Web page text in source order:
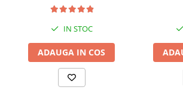
Proiectoare Halogen plus LED
Autocolante reflectorizante si
fluorescente
Avertizare sonora
IN STOC
ADAUGA IN COS